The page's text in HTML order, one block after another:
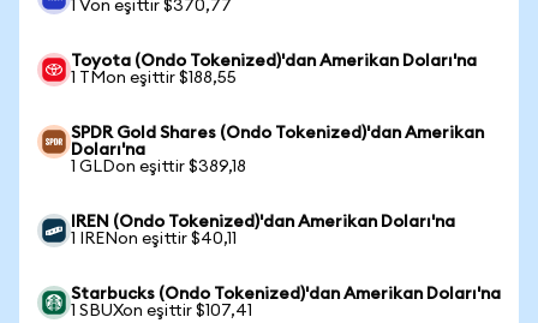
1 Von eşittir $370,77
Toyota (Ondo Tokenized)'dan Amerikan Doları'na
1 TMon eşittir $188,55
SPDR Gold Shares (Ondo Tokenized)'dan Amerikan
Doları'na
1 GLDon eşittir $389,18
IREN (Ondo Tokenized)'dan Amerikan Doları'na
1 IRENon eşittir $40,11
Starbucks (Ondo Tokenized)'dan Amerikan Doları'na
1 SBUXon eşittir $107,41